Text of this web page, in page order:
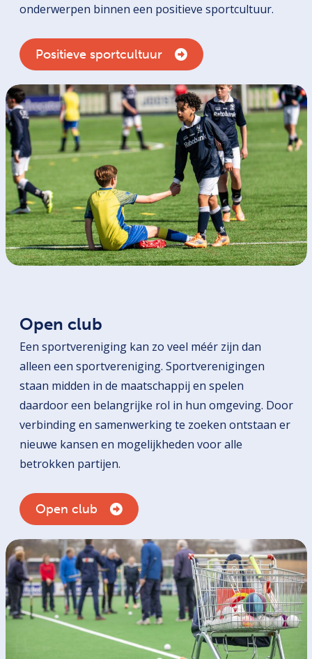
onderwerpen binnen een positieve sportcultuur.
Positieve sportcultuur
Open club
Een sportvereniging kan zo veel méér zijn dan
alleen een sportvereniging. Sportverenigingen
staan midden in de maatschappij en spelen
daardoor een belangrijke rol in hun omgeving. Door
verbinding en samenwerking te zoeken ontstaan er
nieuwe kansen en mogelijkheden voor alle
betrokken partijen.
Open club